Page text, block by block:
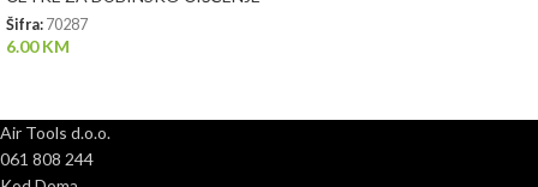
Šifra: 70287
6.00KM
Air Tools d.o.o.
061 808 244